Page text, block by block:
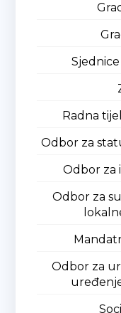
Radna
Odbor za
Odbor za
Odbor za
Odbor za